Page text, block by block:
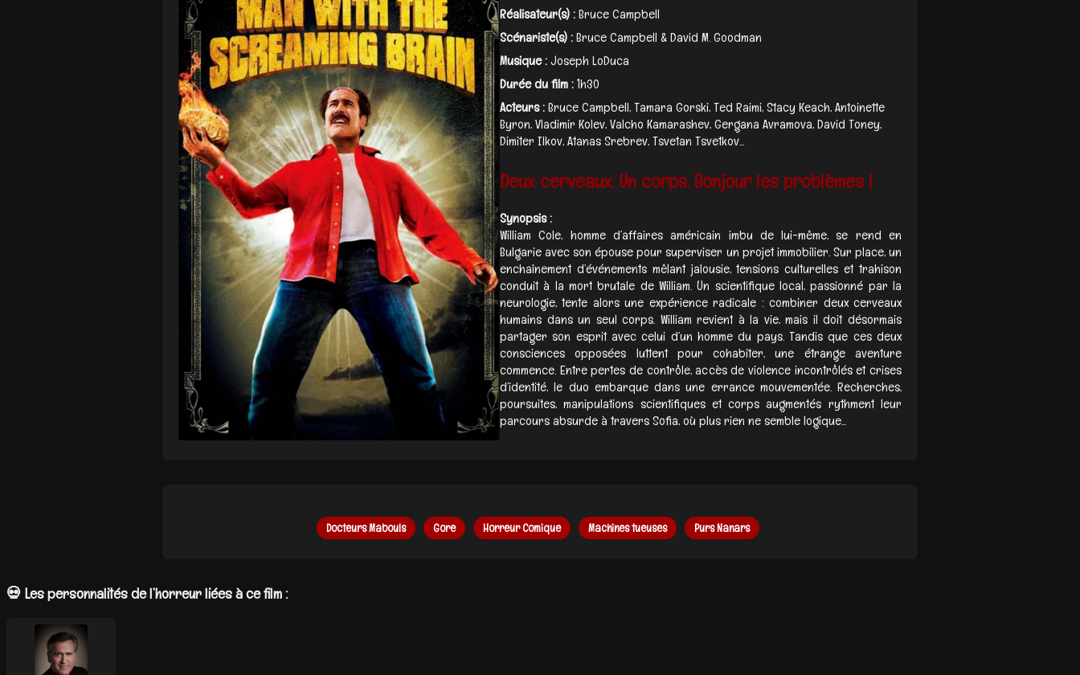
Réalisateur(s) :Bruce Campbell
Scénariste(s) :Bruce Campbell & David M. Goodman
Musique :Joseph LoDuca
Durée du film :1h30
Acteurs :Bruce Campbell, Tamara Gorski, Ted Raimi, Stacy Keach, Antoinette
Byron, Vladimir Kolev, Valcho Kamarashev, Gergana Avramova, David Toney,
Dimiter Ilkov, Atanas Srebrev, Tsvetan Tsvetkov...
Deux cerveaux. Un corps. Bonjour les problèmes !
Synopsis :
William Cole, homme d’affaires américain imbu de lui-même, se rend en
Bulgarie avec son épouse pour superviser un projet immobilier. Sur place, un
enchaînement d’événements mêlant jalousie, tensions culturelles et trahison
conduit à la mort brutale de William. Un scientifique local, passionné par la
neurologie, tente alors une expérience radicale : combiner deux cerveaux
humains dans un seul corps. William revient à la vie, mais il doit désormais
partager son esprit avec celui d’un homme du pays. Tandis que ces deux
consciences opposées luttent pour cohabiter, une étrange aventure
commence. Entre pertes de contrôle, accès de violence incontrôlés et crises
d’identité, le duo embarque dans une errance mouvementée. Recherches,
poursuites, manipulations scientifiques et corps augmentés rythment leur
parcours absurde à travers Sofia, où plus rien ne semble logique...
Docteurs Mabouls Gore Horreur Comique Machines tueuses Purs Nanars
💀 Les personnalités de l’horreur liées à ce film :